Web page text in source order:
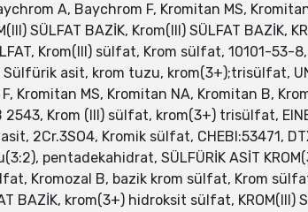
A, Baychrom F, Kromitan MS,
SÜLFAT BAZİK, Krom(III) SÜLFAT BAZİK,
Krom(III) sülfat, Krom sülfat, 10101-
asit, krom tuzu, krom(3+);trisülfat,
Kromitan MS, Kromitan NA, Kromitan B,
2543, Krom (III) sülfat, krom(3+) trisülfat,
2Cr.3SO4, Kromik sülfat, CHEBI:53471,
pentadekahidrat, SÜLFÜRİK ASİT
Kromozal B, bazik krom sülfat, Krom
BAZİK, krom(3+) hidroksit sülfat,